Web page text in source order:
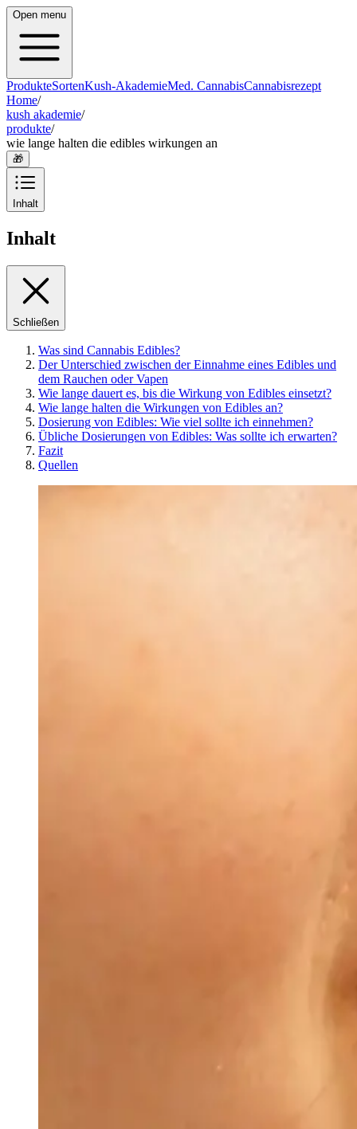
Open menu
ProdukteSortenKush-AkademieMed. CannabisCannabisrezept
Home/
kush akademie/
produkte/
wie lange halten die edibles wirkungen an
🎁
Inhalt
Inhalt
Schließen
Was sind Cannabis Edibles?
Der Unterschied zwischen der Einnahme eines Edibles und
dem Rauchen oder Vapen
Wie lange dauert es, bis die Wirkung von Edibles einsetzt?
Wie lange halten die Wirkungen von Edibles an?
Dosierung von Edibles: Wie viel sollte ich einnehmen?
Übliche Dosierungen von Edibles: Was sollte ich erwarten?
Fazit
Quellen